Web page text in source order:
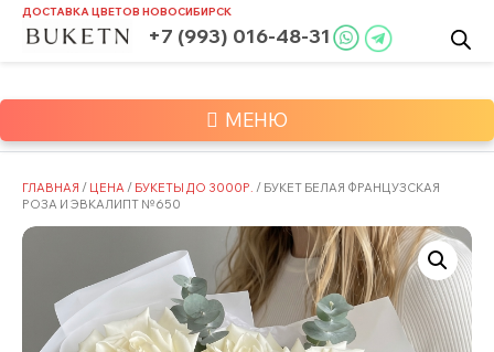
SkipДОСТАВКА ЦВЕТОВ НОВОСИБИРСК
+7 (993) 016-48-31
МЕНЮ
ГЛАВНАЯ / ЦЕНА / БУКЕТЫ ДО 3000Р. / БУКЕТ БЕЛАЯ ФРАНЦУЗСКАЯ
РОЗА И ЭВКАЛИПТ №650